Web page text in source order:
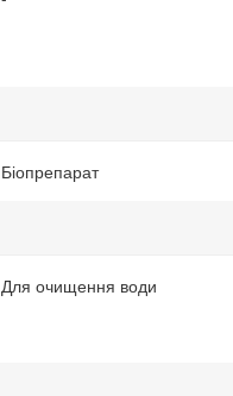
Біопрепарат
Для очищення води